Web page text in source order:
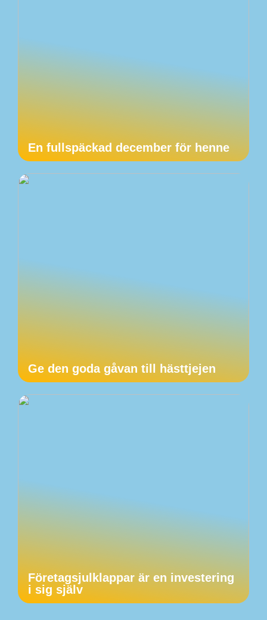
En fullspäckad december för henne
Ge den goda gåvan till hästtjejen
Företagsjulklappar är en investering
i sig själv